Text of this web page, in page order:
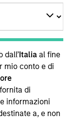
dall’Italia al fine
mio conto e di
di
informazioni
a, e non